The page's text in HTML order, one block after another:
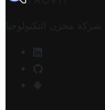
شركة مخزن التكنولوجيا